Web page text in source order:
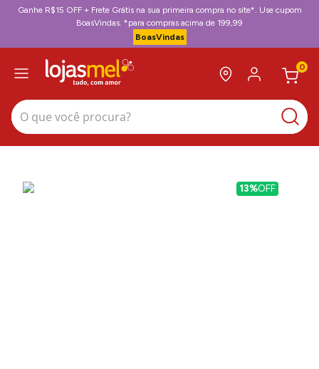
Ganhe R$15 OFF + Frete Grátis na sua primeira compra no site*. Use cupom
BoasVindas. *para compras acima de 199,99
BoasVindas
0
O que você procura?
13%OFF